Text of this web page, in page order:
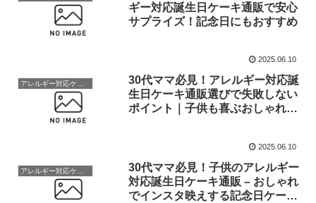
ギー対応誕生日ケーキ通販で安心
サプライズ！記念日にもおすすめ
2025.06.10
30代ママ必見！アレルギー対応誕
生日ケーキ通販選びで失敗しない
ポイント｜子供も喜ぶおしゃれな
2025.06.10
30代ママ必見！子供のアレルギー
対応誕生日ケーキ通販 – おしゃれ
でインスタ映えする記念日ケーキ